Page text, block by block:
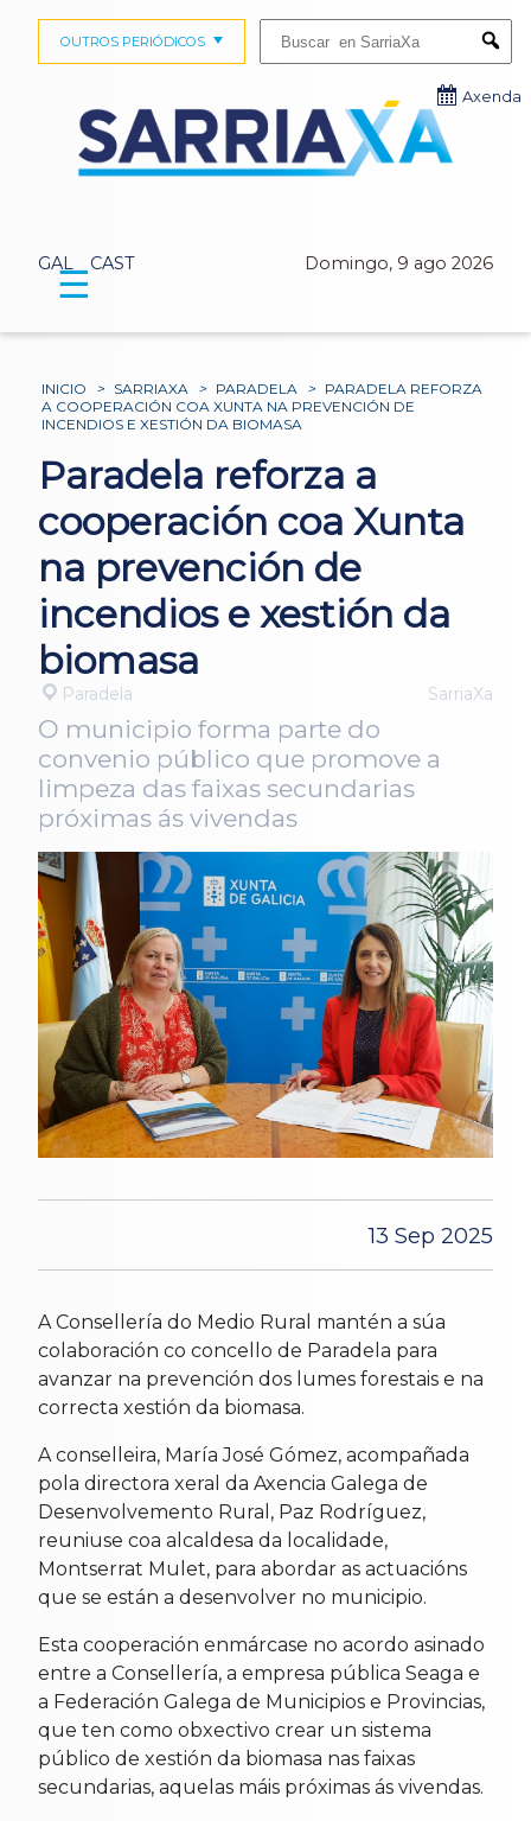
GAL CAST Domingo, 9 ago 2026
OUTROS PERIÓDICOS
Axenda
☰
INICIO > SARRIAXA > PARADELA > PARADELA REFORZA
A COOPERACIÓN COA XUNTA NA PREVENCIÓN DE
INCENDIOS E XESTIÓN DA BIOMASA
Paradela reforza a
cooperación coa Xunta
na prevención de
incendios e xestión da
biomasa
Paradela SarriaXa
O municipio forma parte do
convenio público que promove a
limpeza das faixas secundarias
próximas ás vivendas
13 Sep 2025
A Consellería do Medio Rural mantén a súa
colaboración co concello de Paradela para
avanzar na prevención dos lumes forestais e na
correcta xestión da biomasa.
A conselleira, María José Gómez, acompañada
pola directora xeral da Axencia Galega de
Desenvolvemento Rural, Paz Rodríguez,
reuniuse coa alcaldesa da localidade,
Montserrat Mulet, para abordar as actuacións
que se están a desenvolver no municipio.
Esta cooperación enmárcase no acordo asinado
entre a Consellería, a empresa pública Seaga e
a Federación Galega de Municipios e Provincias,
que ten como obxectivo crear un sistema
público de xestión da biomasa nas faixas
secundarias, aquelas máis próximas ás vivendas.